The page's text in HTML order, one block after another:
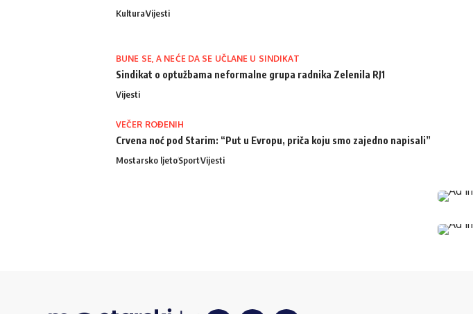
KulturaVijesti
BUNE SE, A NEĆE DA SE UČLANE U SINDIKAT
Sindikat o optužbama neformalne grupa radnika Zelenila RJ1
Vijesti
VEČER ROĐENIH
Crvena noć pod Starim: “Put u Evropu, priča koju smo zajedno napisali”
Mostarsko ljetoSportVijesti